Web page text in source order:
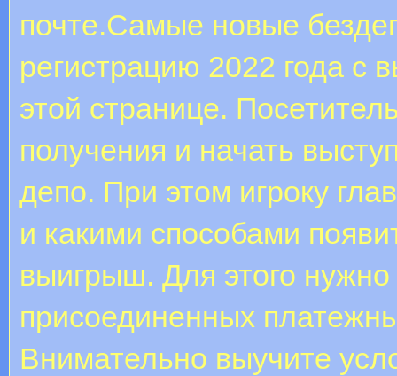
почте.Самые новые
регистрацию 2022 года с
этой странице.
получения и начать
депо. При этом игроку
и какими способами
выигрыш. Для этого нужно
присоединенных
Внимательно выучите